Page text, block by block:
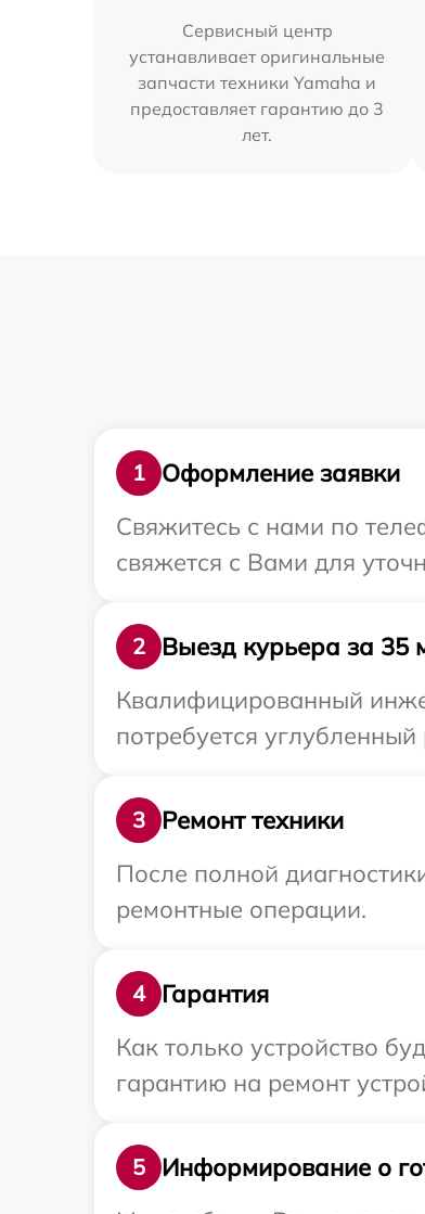
Сервисный центр
устанавливает оригинальные
запчасти техники Yamaha и
предоставляет гарантию до 3
лет.
1
Оформление заявки
Свяжитесь с нами по
свяжется с Вами для
2
Выезд курьера за 35
Квалифицированный
потребуется
3
Ремонт техники
После полной
ремонтные операции.
4
Гарантия
Как только устройство
гарантию на ремонт
5
Информирование о